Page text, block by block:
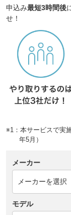
申込み最短3時間後
せ！
※1：本サービスで実
年5月）
メーカー
モデル